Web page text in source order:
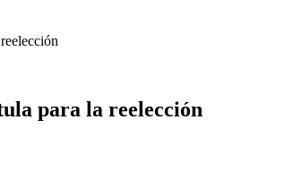
para la reelección